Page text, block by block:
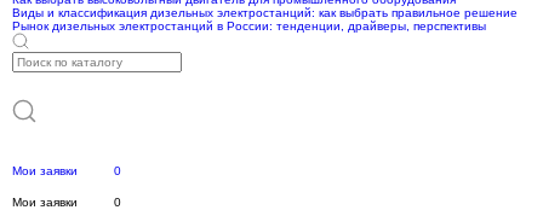
Виды и классификация дизельных электростанций: как выбрать правильное решение
Рынок дизельных электростанций в России: тенденции, драйверы, перспективы
Мои заявки 0
Мои заявки 0